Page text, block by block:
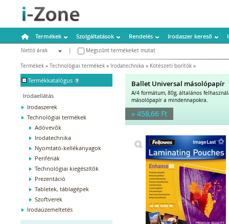
Termékek Szolgáltatások Rendelés Irodaszer kereső
Nettó árak
Megszűnt termékeket mutat
Termékek » Technológiai termékek » Irodatechnika » Kötészeti borítók »
- Termékkatalógus
Irodaellátás
Irodaszerek
Technológiai termékek
Adóvevők
Irodatechnika
Nyomtató-kellékanyagok
Perifériák
Technológiai kiegészítők
Prezentáció
Tabletek, táblagépek
Szoftverek
Irodaüzemeltetés
Ballet Universal másolópapír
A/4 formátum, 80g, általános
másolópapír a mindennapokra.
» 458,66 Ft